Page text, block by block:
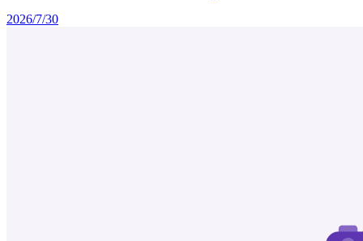
2026/7/30